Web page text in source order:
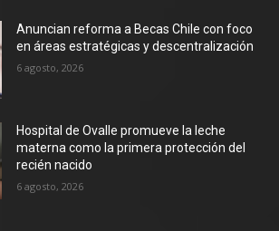
Anuncian reforma a Becas Chile con foco
en áreas estratégicas y descentralización
6 agosto, 2026
Hospital de Ovalle promueve la leche
materna como la primera protección del
recién nacido
6 agosto, 2026